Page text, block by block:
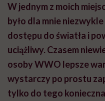
W jednym z moich
było dla mnie
dostępu do światła i
uciążliwy. Czasem
osoby WWO lepsze
wystarczy po prostu
tylko do tego